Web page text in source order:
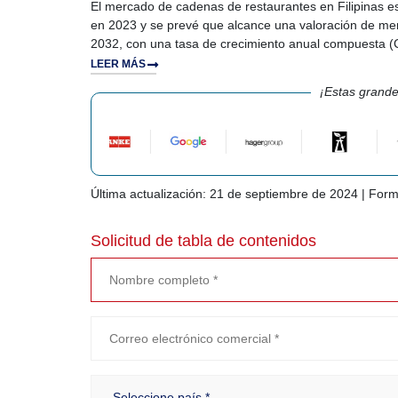
El mercado de cadenas de restaurantes en Filipinas
en 2023 y se prevé que alcance una valoración de
2032, con una tasa de crecimiento anual compuesta
LEER MÁS
¡Estas
Última actualización: 21 de septiembre de 2024 |
Solicitud de tabla de contenidos